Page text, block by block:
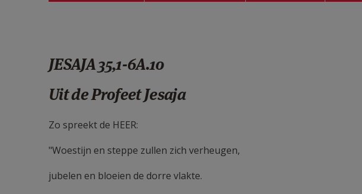
JESAJA 35,1-6A.10
Uit de Profeet Jesaja
Zo spreekt de HEER:
"Woestijn en steppe zullen zich verheugen,
jubelen en bloeien de dorre vlakte.